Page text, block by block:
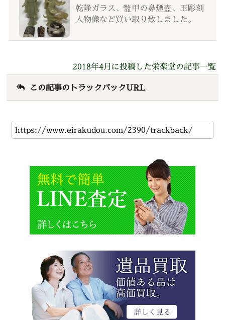
乾隆ガラス、鼈甲の鼻煙壺、玉彫刻
人物像など買い取り致しました。
2018年4月に投稿した栄楽堂の記事一覧
この記事のトラックバックURL